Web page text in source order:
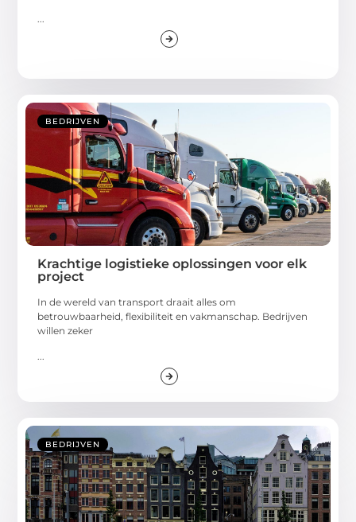
BEDRIJVEN
Krachtige logistieke oplossingen voor elk
project
In de wereld van transport draait alles om
betrouwbaarheid, flexibiliteit en vakmanschap. Bedrijven
willen zeker
...
BEDRIJVEN